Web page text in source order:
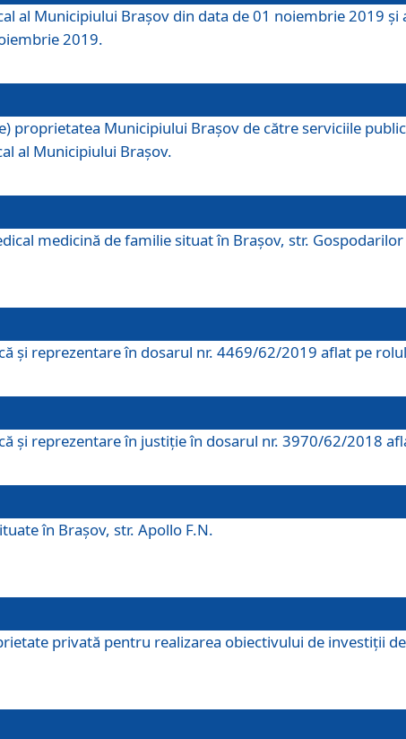
al Municipiului Brașov din data de 01 noiembrie 2019 și
2019.
Municipiului Brașov de către serviciile
al Municipiului Brașov.
medicină de familie situat în Braşov, str.
şi reprezentare în dosarul nr. 4469/62/2019 aflat pe
şi reprezentare în justiţie în dosarul nr. 3970/62/2018
în Brașov, str. Apollo F.N.
privată pentru realizarea obiectivului de investiții